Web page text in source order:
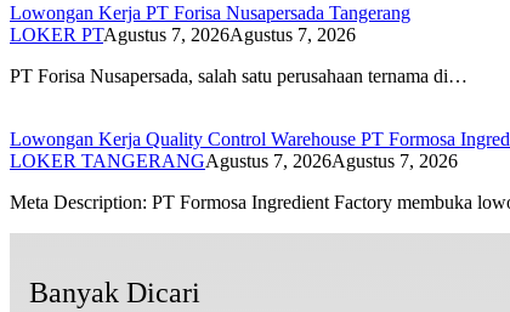
Lowongan Kerja PT Forisa Nusapersada Tangerang
LOKER PTAgustus 7, 2026Agustus 7, 2026
PT Forisa Nusapersada, salah satu perusahaan ternama di…
Lowongan Kerja Quality Control Warehouse PT Formosa
LOKER TANGERANGAgustus 7, 2026Agustus 7, 2026
Meta Description: PT Formosa Ingredient Factory membuka
Banyak Dicari